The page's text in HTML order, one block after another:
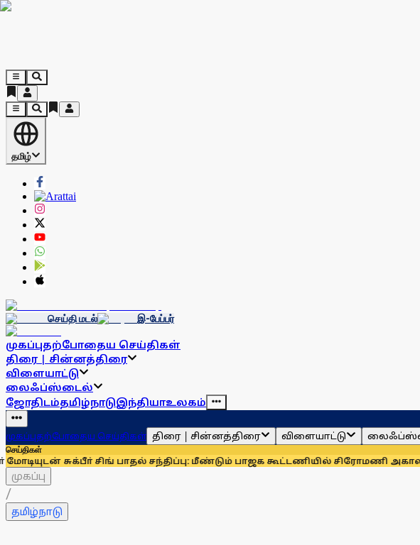
தமிழ்
செய்தி மடல் இ-பேப்பர்
முகப்புதற்போதைய செய்திகள்
திரை | சின்னத்திரை
விளையாட்டு
லைஃப்ஸ்டைல்
ஜோதிடம்தமிழ்நாடுஇந்தியாஉலகம்
முகப்புதற்போதைய செய்திகள் திரை | சின்னத்திரை விளையாட்டு
செய்திகள்
சிங் பாதல் சந்திப்பு: மீண்டும் பாஜக கூட்டணியில் சிரோமணி அகாலிதளம்?ஓணம்
முகப்பு
/
தமிழ்நாடு